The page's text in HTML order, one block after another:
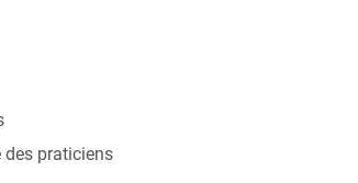
praticiens